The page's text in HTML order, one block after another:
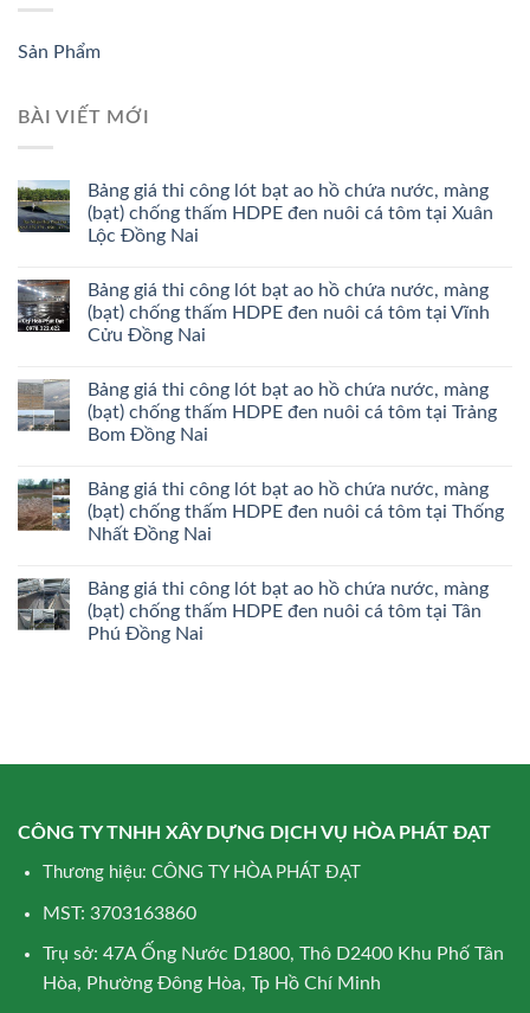
Sản Phẩm
BÀI VIẾT MỚI
Bảng giá thi công lót bạt ao hồ chứa nước, màng
(bạt) chống thấm HDPE đen nuôi cá tôm tại Xuân
Lộc Đồng Nai
Bảng giá thi công lót bạt ao hồ chứa nước, màng
(bạt) chống thấm HDPE đen nuôi cá tôm tại Vĩnh
Cửu Đồng Nai
Bảng giá thi công lót bạt ao hồ chứa nước, màng
(bạt) chống thấm HDPE đen nuôi cá tôm tại Trảng
Bom Đồng Nai
Bảng giá thi công lót bạt ao hồ chứa nước, màng
(bạt) chống thấm HDPE đen nuôi cá tôm tại Thống
Nhất Đồng Nai
Bảng giá thi công lót bạt ao hồ chứa nước, màng
(bạt) chống thấm HDPE đen nuôi cá tôm tại Tân
Phú Đồng Nai
CÔNG TY TNHH XÂY DỰNG DỊCH VỤ HÒA PHÁT ĐẠT
Thương hiệu: CÔNG TY HÒA PHÁT ĐẠT
MST: 3703163860
Trụ sở: 47A Ống Nước D1800, Thô D2400 Khu Phố Tân
Hòa, Phường Đông Hòa, Tp Hồ Chí Minh